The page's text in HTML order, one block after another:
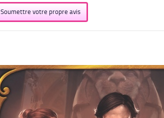
Soumettre votre propre avis